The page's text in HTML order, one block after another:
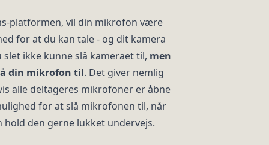
platformen, vil din mikrofon være
for at du kan tale - og dit kamera
ikke kunne slå kameraet til, men
din mikrofon til. Det giver nemlig
alle deltageres mikrofoner er åbne
for at slå mikrofonen til, når
den gerne lukket undervejs.